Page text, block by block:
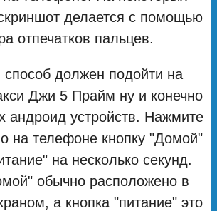
делается с помощью
отпечатков пальцев.
должен подойти на
Джи 5 Прайм ну и конечно
андроид устройств. Нажмите
на телефоне кнопку "Домой"
на несколько секунд.
обычно расположено в
а кнопка "питание" это